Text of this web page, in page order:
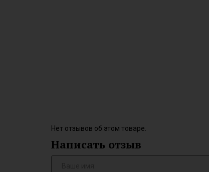
Нет отзывов об этом товаре.
Написать отзыв